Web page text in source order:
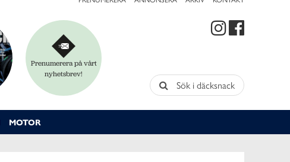
Prenumerera på vårt
nyhetsbrev!
Sök i däcksnack
MOTOR